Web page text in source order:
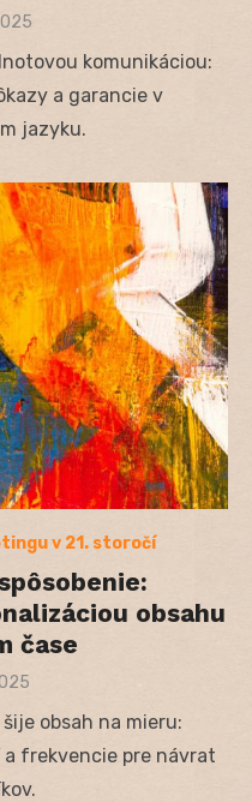
komunikáciou:
a garancie v
jazyku.
v 21. storočí
obsahu
čase
obsah na mieru:
frekvencie pre návrat